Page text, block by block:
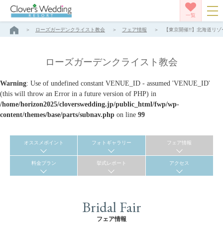
一覧
ローズガーデンクライスト教会 フェア情報 【東京開催!!】北海道リ
ローズガーデンクライスト教会
Warning: Use of undefined constant VENUE_ID - assumed 'VENUE_ID'
(this will throw an Error in a future version of PHP) in
/home/horizon2025/cloverswedding.jp/public_html/fwp/wp-
content/themes/base/parts/subnav.php on line 99
オススメポイント フォトギャラリー フェア情報
料金プラン 挙式レポート アクセス
Bridal Fair
フェア情報